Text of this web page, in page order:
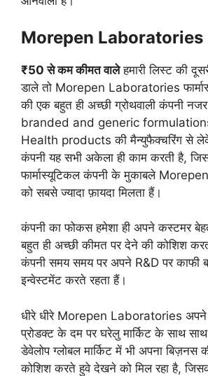
Morepen
₹50 से कम कीमत वालेहमारी लिस्ट की
डाले तो Morepen Laboratories
की एक बहुत ही अच्छी ग्रोथवाली कंपनी
branded and generic
Health products की मैन्युफैक्चरिंग से
कंपनी यह सभी अकेला ही काम करती है,
फार्मास्यूटिकल कंपनी के मुकाबले
को सबसे ज्यादा फ़ायदा मिलता हैं।
कंपनी का फोकस हमेशा ही अपने कस्टमर
बहुत ही अच्छी कीमत पर देने की कोशिश
कंपनी समय समय पर अपने R&D पर काफी
इन्वेस्टमेंट करते रहता हैं।
धीरे धीरे Morepen Laboratories अपने
प्रोडक्ट के दम पर घरेलु मार्किट के साथ
डेवेलोप ग्लोबल मार्किट में भी अपना बिज़नस
कोशिश करते हुवे देखने को मिल रहा है,